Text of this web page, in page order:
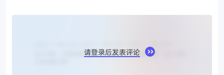
请登录后发表评论